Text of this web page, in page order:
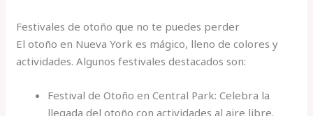
Festivales de otoño que no te puedes perder
El otoño en Nueva York es mágico, lleno de colores y
actividades. Algunos festivales destacados son:
Festival de Otoño en Central Park: Celebra la
llegada del otoño con actividades al aire libre.